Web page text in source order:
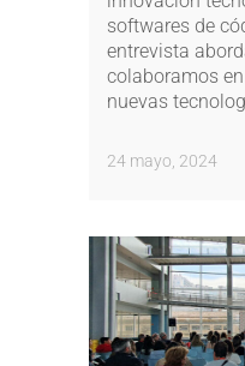
softwares de
entrevista
colaboramos
nuevas
24 mayo, 2024